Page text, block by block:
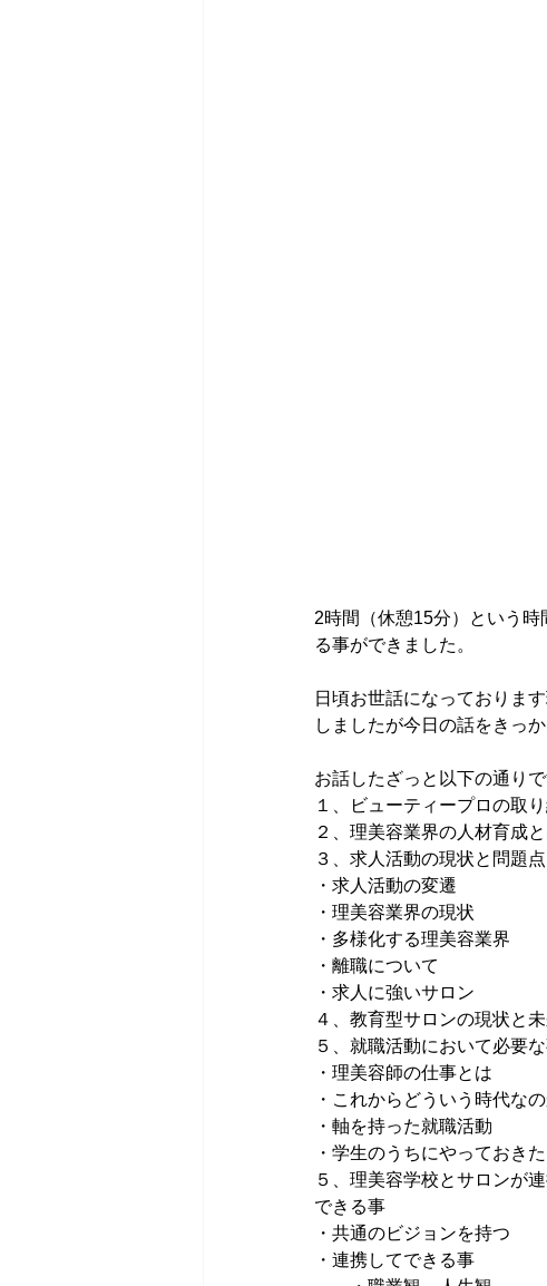
2時間（休憩15分）という
る事ができました。
日頃お世話になっておりま
しましたが今日の話をきっ
お話したざっと以下の通りで
１、ビューティープロの取
２、理美容業界の人材育成
３、求人活動の現状と問題点
・求人活動の変遷
・理美容業界の現状
・多様化する理美容業界
・離職について
・求人に強いサロン
４、教育型サロンの現状と
５、就職活動において必要
・理美容師の仕事とは
・これからどういう時代な
・軸を持った就職活動
・学生のうちにやっておき
５、理美容学校とサロンが
できる事
・共通のビジョンを持つ
・連携してできる事